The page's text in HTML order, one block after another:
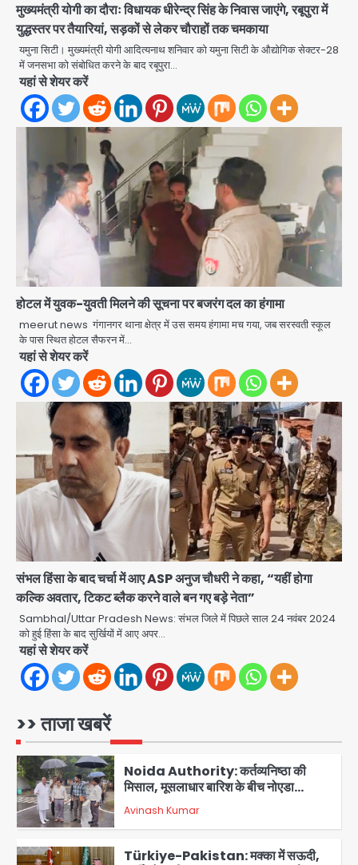
मुख्यमंत्री योगी का दौराः विधायक धीरेन्द्र सिंह के निवास जाएंगे, रबूपुरा में
युद्धस्तर पर तैयारियां, सड़कों से लेकर चौराहों तक चमकाया
यमुना सिटी। मुख्यमंत्री योगी आदित्यनाथ शनिवार को यमुना सिटी के औद्योगिक सेक्टर-28
में जनसभा को संबोधित करने के बाद रबूपुरा…
यहां से शेयर करें
होटल में युवक-युवती मिलने की सूचना पर बजरंग दल का हंगामा
meerut news गंगानगर थाना क्षेत्र में उस समय हंगामा मच गया, जब सरस्वती स्कूल
के पास स्थित होटल सैफरन में…
यहां से शेयर करें
संभल हिंसा के बाद चर्चा में आए ASP अनुज चौधरी ने कहा, “यहीं होगा
कल्कि अवतार, टिकट ब्लैक करने वाले बन गए बड़े नेता”
Sambhal/Uttar Pradesh News: संभल जिले में पिछले साल 24 नवंबर 2024
को हुई हिंसा के बाद सुर्खियों में आए अपर…
यहां से शेयर करें
>> ताजा खबरें
2
Noida Authority: कर्तव्यनिष्ठा की
मिसाल, मूसलाधार बारिश के बीच नोएडा
प्राधिकरण ने संभाला मोर्चा, सेक्टर 105
Avinash Kumar
Türkiye-Pakistan: मक्का में सऊदी,
तुर्की और पाकिस्तान का साझा रक्षा समझौता,
जानें इसके मायने
Avinash Kumar
4
Greater Noida (Badalpur):
सरिया लदा कैंटर अनियंत्रित होकर घुसा
किराना दुकान में , ड्राइवर की मौत
Avinash Kumar
5
DC Movie Review: लोकेश कनगराज की
एक्टिंग डेब्यू फिल्म विजुअली स्ट्राइकिंग लेकिन
स्क्रीनप्ले में कमजोर, लेकिन कहानी अधूरी रह
गई, 3 स्टार रेटिंग
Avinash Kumar
हॉस्पिटल और नोएडा लोक मंच की पहल, अब
सिर्फ 30 रुपये में मिलेगी 24 घंटे ऑनलाइन
डॉक्टर परामर्श सुविधा
Avinash Kumar
2
मिसाल, मूसलाधार बारिश के बीच नोएडा
प्राधिकरण ने संभाला मोर्चा, सेक्टर 105
आरडब्ल्यूए ने जताया आभार
Avinash Kumar
Türkiye-Pakistan: मक्का में सऊदी,
तुर्की और पाकिस्तान का साझा रक्षा समझौता,
जानें इसके मायने
Avinash Kumar